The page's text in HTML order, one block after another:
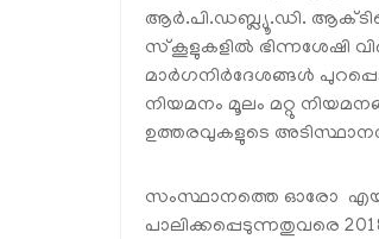
ആർ.പി.ഡബ്ല്യൂ.ഡി.
സ്‌കൂളുകളിൽ ഭിന്നശേഷി
മാർഗനിർദേശങ്ങൾ
നിയമനം മൂലം മറ്റു
ഉത്തരവുകളുടെ
സംസ്ഥാനത്തെ ഓരോ
പാലിക്കപ്പെടുന്നതുവരെ